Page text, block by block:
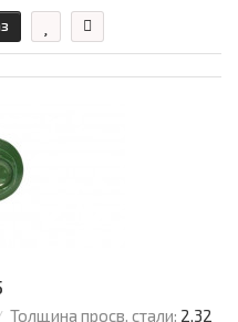
Толщина просв. стали: 2,32